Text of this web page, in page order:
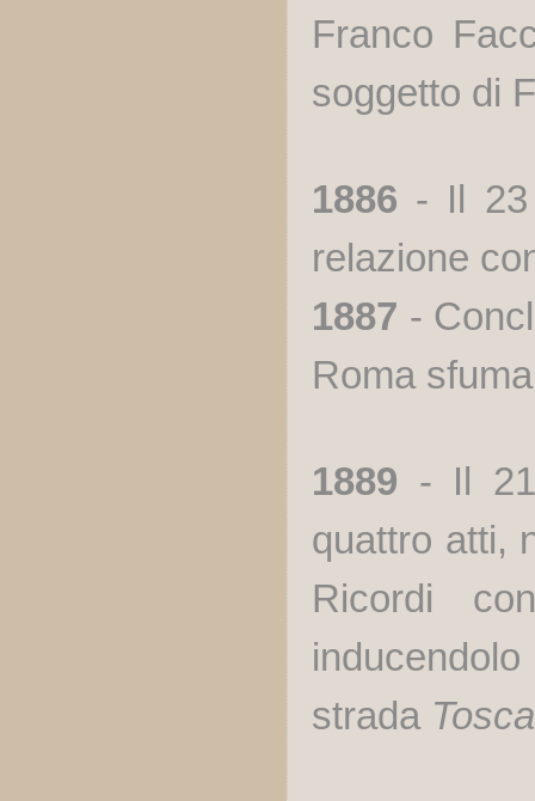
Franco
soggetto di
1886 - Il 23
relazione
1887 -
Roma
1889 - Il
quattro atti,
Ricordi
strada Tosca